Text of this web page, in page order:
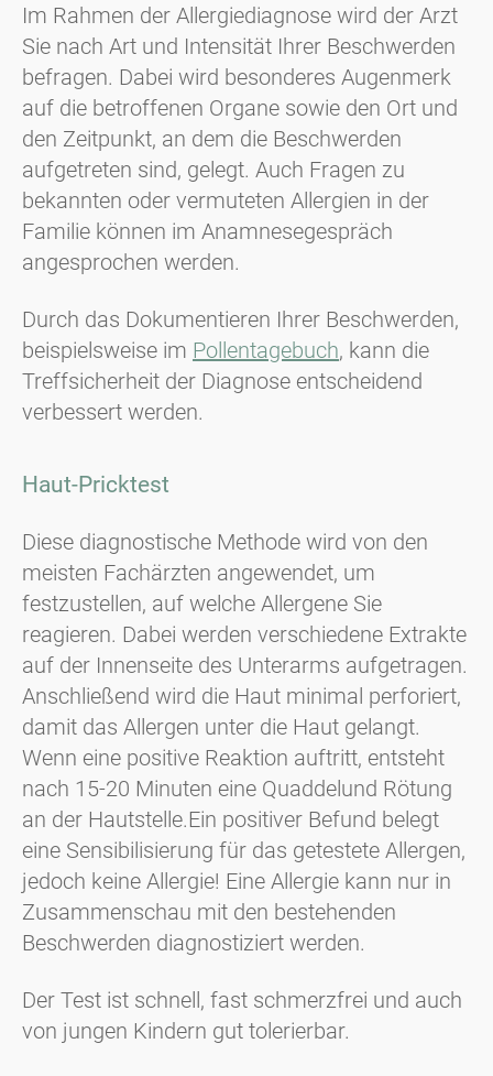
Im Rahmen der Allergiediagnose wird der Arzt
Sie nach Art und Intensität Ihrer Beschwerden
befragen. Dabei wird besonderes Augenmerk
auf die betroffenen Organe sowie den Ort und
den Zeitpunkt, an dem die Beschwerden
aufgetreten sind, gelegt. Auch Fragen zu
bekannten oder vermuteten Allergien in der
Familie können im Anamnesegespräch
angesprochen werden.
Durch das Dokumentieren Ihrer Beschwerden,
beispielsweise im Pollentagebuch, kann die
Treffsicherheit der Diagnose entscheidend
verbessert werden.
Haut-Pricktest
Diese diagnostische Methode wird von den
meisten Fachärzten angewendet, um
festzustellen, auf welche Allergene Sie
reagieren. Dabei werden verschiedene Extrakte
auf der Innenseite des Unterarms aufgetragen.
Anschließend wird die Haut minimal perforiert,
damit das Allergen unter die Haut gelangt.
Wenn eine positive Reaktion auftritt, entsteht
nach 15-20 Minuten eine Quaddelund Rötung
an der Hautstelle.Ein positiver Befund belegt
eine Sensibilisierung für das getestete Allergen,
jedoch keine Allergie! Eine Allergie kann nur in
Zusammenschau mit den bestehenden
Beschwerden diagnostiziert werden.
Der Test ist schnell, fast schmerzfrei und auch
von jungen Kindern gut tolerierbar.